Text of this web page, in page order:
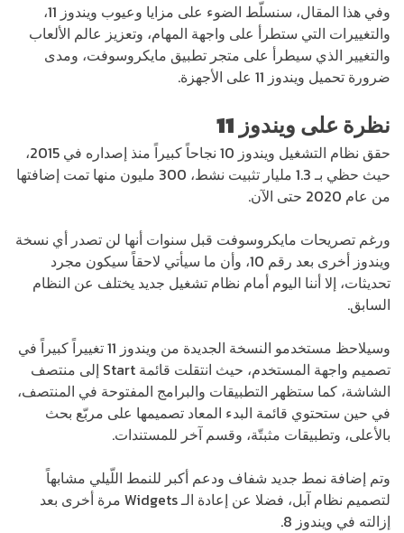
وفي هذا المقال، سنسلّط الضوء على مزايا وعيوب ويندوز 11،
والتغييرات التي ستطرأ على واجهة المهام، وتعزيز عالم الألعاب
والتغيير الذي سيطرأ على متجر تطبيق مايكروسوفت، ومدى
ضرورة تحميل ويندوز 11 على الأجهزة.
نظرة على ويندوز 11
حقق نظام التشغيل ويندوز 10 نجاحاً كبيراً منذ إصداره في 2015،
حيث حظي بـ 1.3 مليار تثبيت نشط، 300 مليون منها تمت إضافتها
من عام 2020 حتى الآن.
ورغم تصريحات مايكروسوفت قبل سنوات أنها لن تصدر أي نسخة
ويندوز أخرى بعد رقم 10، وأن ما سيأتي لاحقاً سيكون مجرد
تحديثات، إلا أننا اليوم أمام نظام تشغيل جديد يختلف عن النظام
السابق.
وسيلاحظ مستخدمو النسخة الجديدة من ويندوز 11 تغييراً كبيراً في
تصميم واجهة المستخدم، حيث انتقلت قائمة Start إلى منتصف
الشاشة، كما ستظهر التطبيقات والبرامج المفتوحة في المنتصف،
في حين ستحتوي قائمة البدء المعاد تصميمها على مربّع بحث
بالأعلى، وتطبيقات مثبتّة، وقسم آخر للمستندات.
وتم إضافة نمط جديد شفاف ودعم أكبر للنمط اللّيلي مشابهاً
لتصميم نظام آبل، فضلا عن إعادة الـ Widgets مرة أخرى بعد
إزالته في ويندوز 8.